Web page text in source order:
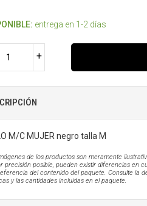
entrega en 1-2 días
+
M/C MUJER negro talla M
de los productos son meramente
precisión posible, pueden existir diferencias en
del contenido del paquete. Consulte la
y las cantidades incluidas en el paquete.